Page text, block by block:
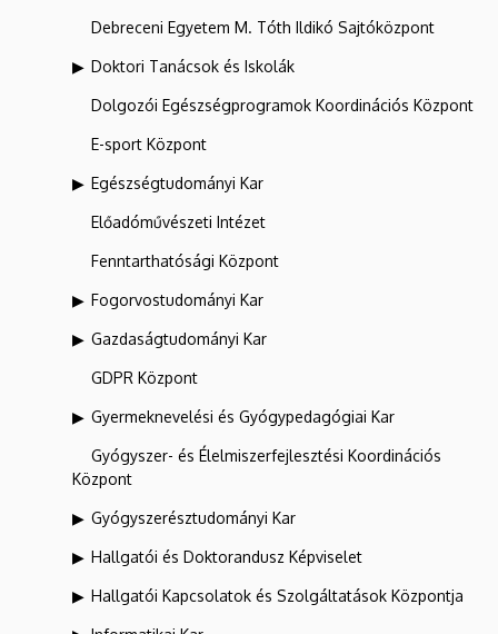
Debreceni Egyetem M. Tóth Ildikó Sajtóközpont
Doktori Tanácsok és Iskolák
Dolgozói Egészségprogramok Koordinációs Központ
E-sport Központ
Egészségtudományi Kar
Előadóművészeti Intézet
Fenntarthatósági Központ
Fogorvostudományi Kar
Gazdaságtudományi Kar
GDPR Központ
Gyermeknevelési és Gyógypedagógiai Kar
Gyógyszer- és Élelmiszerfejlesztési Koordinációs
Központ
Gyógyszerésztudományi Kar
Hallgatói és Doktorandusz Képviselet
Hallgatói Kapcsolatok és Szolgáltatások Központja